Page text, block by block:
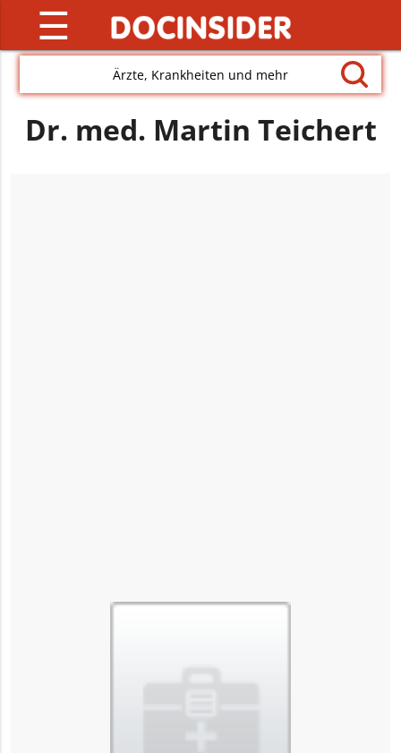
☰
Ärzte, Krankheiten und mehr
Dr. med. Martin Teichert